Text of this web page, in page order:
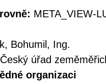
META_VIEW-
Bohumil, Ing.
Český úřad
organizaci